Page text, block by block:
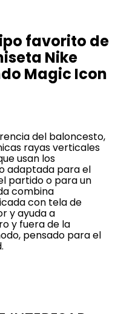
favorito de
Nike
Magic Icon
del baloncesto,
rayas verticales
usan los
adaptada para el
partido o para un
combina
con tela de
y ayuda a
y fuera de la
pensado para el